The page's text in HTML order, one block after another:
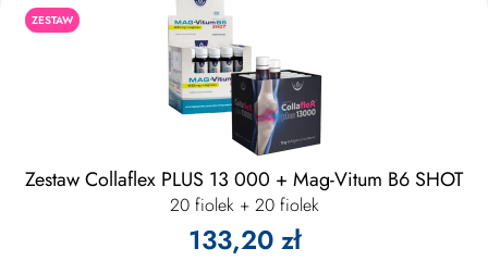
ZESTAW
Zestaw Collaflex PLUS 13 000 + Mag-Vitum B6 SHOT
20 fiolek + 20 fiolek
133,20 zł